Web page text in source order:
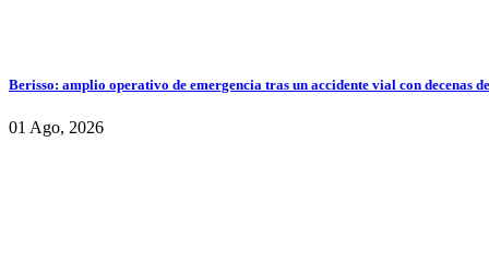
Berisso: amplio operativo de emergencia tras un accidente vial con decenas
01 Ago, 2026